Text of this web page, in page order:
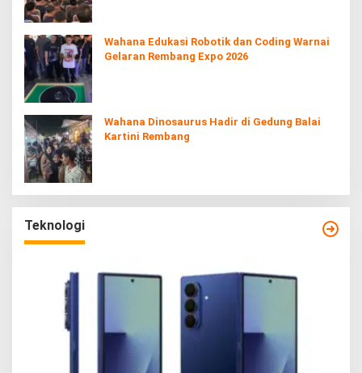
Wahana Edukasi Robotik dan Coding Warnai
Gelaran Rembang Expo 2026
Wahana Dinosaurus Hadir di Gedung Balai
Kartini Rembang
Teknologi